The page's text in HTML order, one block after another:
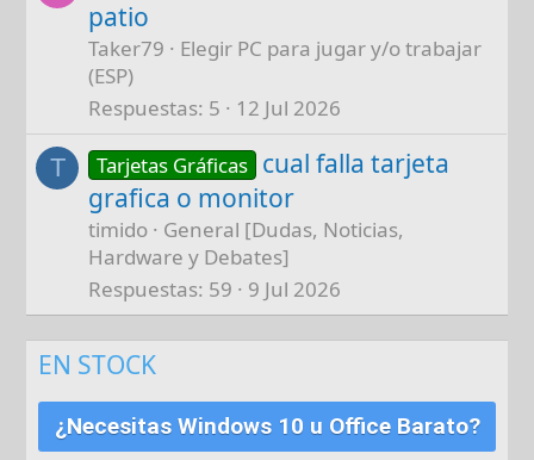
patio
Taker79
Elegir PC para jugar y/o trabajar
(ESP)
Respuestas 5 12 Jul 2026
T Tarjetas Gráficas cual falla tarjeta
grafica o monitor
timido
General [Dudas, Noticias,
Hardware y Debates]
Respuestas 59 9 Jul 2026
EN STOCK
¿Necesitas Windows 10 u Office Barato?